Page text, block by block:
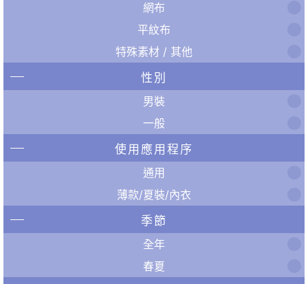
網布
平紋布
特殊素材 / 其他
性別
男裝
一般
使用應用程序
通用
薄款/夏裝/內衣
季節
全年
春夏